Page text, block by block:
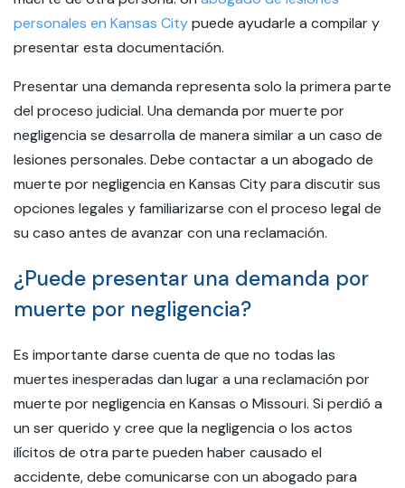
personales en Kansas Citypuede ayudarle a compilar y
presentar esta documentación.
Presentar una demanda representa solo la primera parte
del proceso judicial. Una demanda por muerte por
negligencia se desarrolla de manera similar a un caso de
lesiones personales. Debe contactar a un abogado de
muerte por negligencia en Kansas City para discutir sus
opciones legales y familiarizarse con el proceso legal de
su caso antes de avanzar con una reclamación.
¿Puede presentar una demanda por
muerte por negligencia?
Es importante darse cuenta de que no todas las
muertes inesperadas dan lugar a una reclamación por
muerte por negligencia en Kansas o Missouri. Si perdió a
un ser querido y cree que la negligencia o los actos
ilícitos de otra parte pueden haber causado el
accidente, debe comunicarse con un abogado para